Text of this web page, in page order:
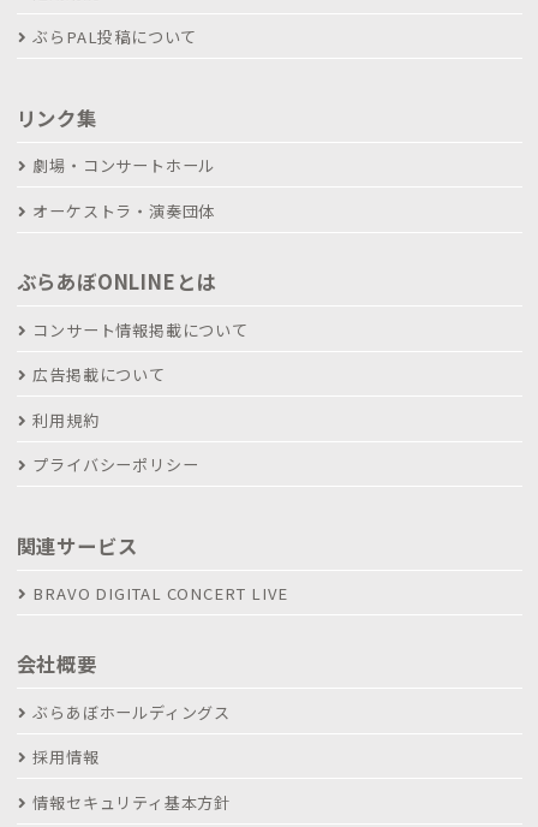
ぶらPAL投稿について
リンク集
劇場・コンサートホール
オーケストラ・演奏団体
ぶらあぼONLINEとは
コンサート情報掲載について
広告掲載について
利用規約
プライバシーポリシー
関連サービス
BRAVO DIGITAL CONCERT LIVE
会社概要
ぶらあぼホールディングス
採用情報
情報セキュリティ基本方針